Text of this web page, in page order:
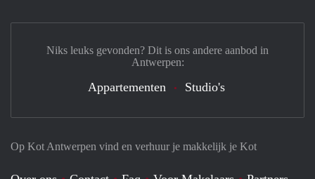
Op Kot Antwerpen vind en verhuur je makkelijk je Kot
Niks leuks gevonden? Dit is ons andere aanbod in
Antwerpen:
Appartementen Studio's